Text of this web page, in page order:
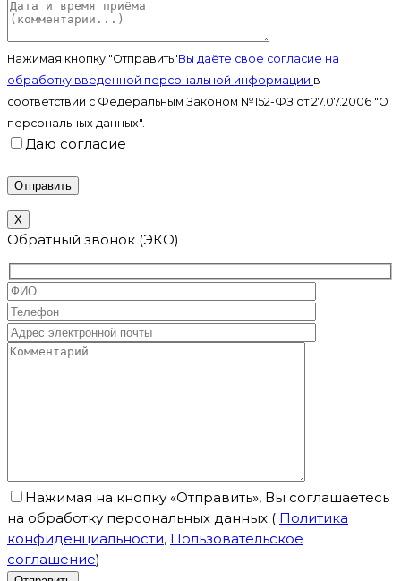
Нажимая кнопку "Отправить"Вы даёте свое согласие на
обработку введенной персональной информации в
соответствии с Федеральным Законом №152-ФЗ от 27.07.2006 "О
персональных данных".
Даю согласие
X
Обратный звонок (ЭКО)
Нажимая на кнопку «Отправить», Вы соглашаетесь
на обработку персональных данных ( Политика
конфиденциальности, Пользовательское
соглашение)